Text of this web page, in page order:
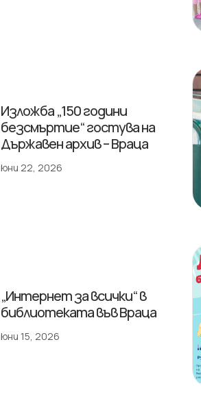
Изложба „150 години
безсмъртие“ гостува на
Държавен архив – Враца
юни 22, 2026
„Интернет за всички“ в
библиотеката във Враца
юни 15, 2026